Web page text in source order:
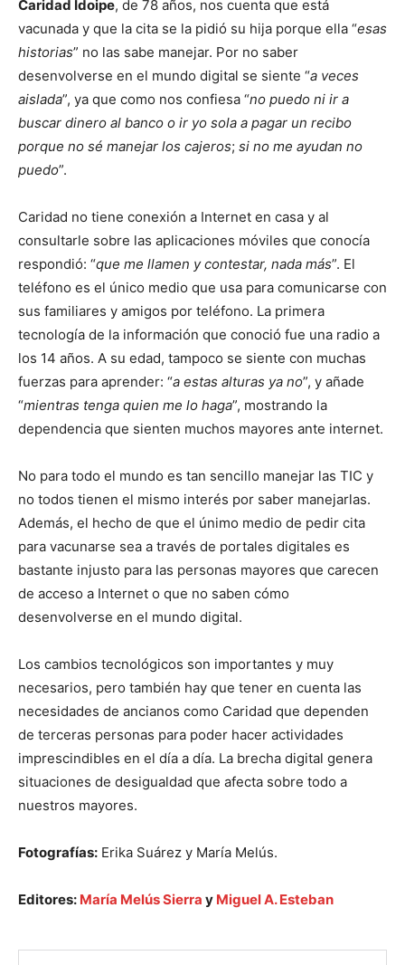
Caridad Idoipe, de 78 años, nos cuenta que está
vacunada y que la cita se la pidió su hija porque ella “esas
historias” no las sabe manejar. Por no saber
desenvolverse en el mundo digital se siente “a veces
aislada”, ya que como nos confiesa “no puedo ni ir a
buscar dinero al banco o ir yo sola a pagar un recibo
porque no sé manejar los cajeros; si no me ayudan no
puedo”.
Caridad no tiene conexión a Internet en casa y al
consultarle sobre las aplicaciones móviles que conocía
respondió: “que me llamen y contestar, nada más”. El
teléfono es el único medio que usa para comunicarse con
sus familiares y amigos por teléfono. La primera
tecnología de la información que conoció fue una radio a
los 14 años. A su edad, tampoco se siente con muchas
fuerzas para aprender: “a estas alturas ya no”, y añade
“mientras tenga quien me lo haga”, mostrando la
dependencia que sienten muchos mayores ante internet.
No para todo el mundo es tan sencillo manejar las TIC y
no todos tienen el mismo interés por saber manejarlas.
Además, el hecho de que el únimo medio de pedir cita
para vacunarse sea a través de portales digitales es
bastante injusto para las personas mayores que carecen
de acceso a Internet o que no saben cómo
desenvolverse en el mundo digital.
Los cambios tecnológicos son importantes y muy
necesarios, pero también hay que tener en cuenta las
necesidades de ancianos como Caridad que dependen
de terceras personas para poder hacer actividades
imprescindibles en el día a día. La brecha digital genera
situaciones de desigualdad que afecta sobre todo a
nuestros mayores.
Fotografías: Erika Suárez y María Melús.
Editores: María Melús Sierra y Miguel A. Esteban